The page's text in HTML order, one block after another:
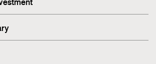
Chain
Scores
Governance Scorecard